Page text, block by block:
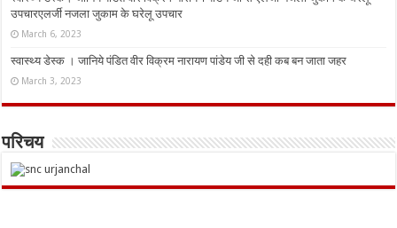
उपचारएलर्जी नजला जुकाम के घरेलू उपचार
March 6, 2023
स्वास्थ्य डेस्क । जानिये पंडित वीर विक्रम नारायण पांडेय जी से दही कब बन जाता जहर
March 3, 2023
परिचय